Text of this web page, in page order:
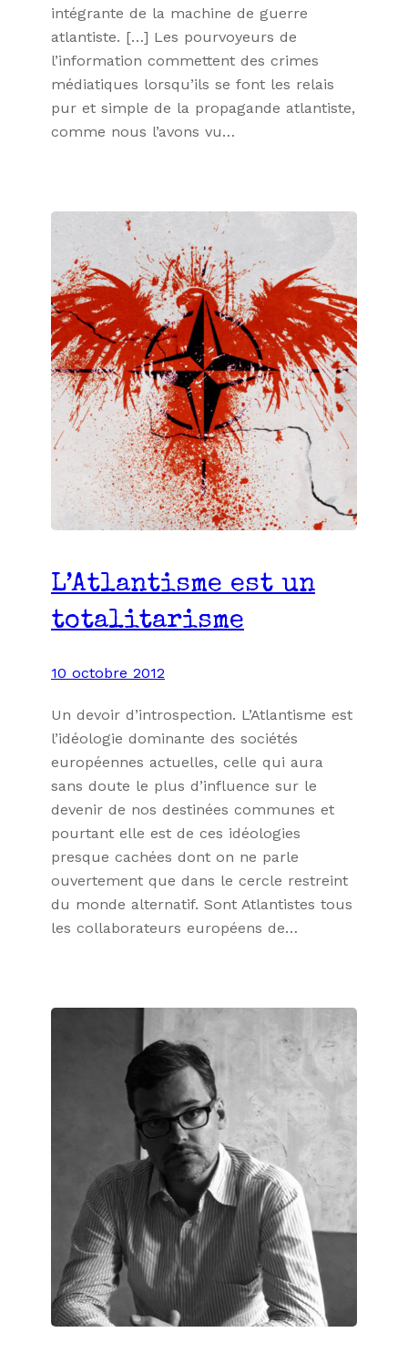
intégrante de la machine de guerre
atlantiste. […] Les pourvoyeurs de
l’information commettent des crimes
médiatiques lorsqu’ils se font les relais
pur et simple de la propagande atlantiste,
comme nous l’avons vu…
L’Atlantisme est un
totalitarisme
10 octobre 2012
Un devoir d’introspection. L’Atlantisme est
l’idéologie dominante des sociétés
européennes actuelles, celle qui aura
sans doute le plus d’influence sur le
devenir de nos destinées communes et
pourtant elle est de ces idéologies
presque cachées dont on ne parle
ouvertement que dans le cercle restreint
du monde alternatif. Sont Atlantistes tous
les collaborateurs européens de…